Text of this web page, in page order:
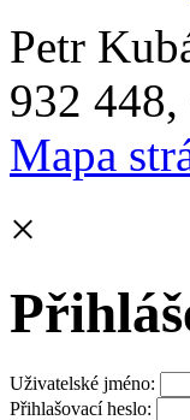
Petr
932
Mapa
×
Uživatelské jméno:
Přihlašovací heslo: